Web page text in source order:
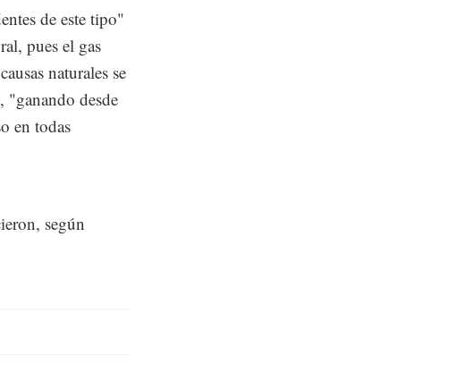
de este tipo"
pues el gas
naturales se
"ganando desde
en todas
según